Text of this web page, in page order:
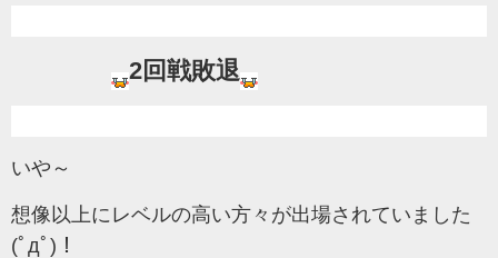
2回戦敗退
いや～
想像以上にレベルの高い方々が出場されていました
(ﾟдﾟ)！